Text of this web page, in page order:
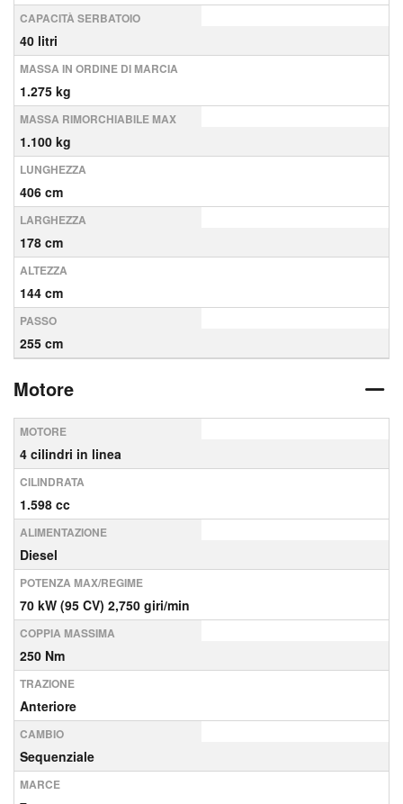
CAPACITÀ SERBATOIO
40 litri
MASSA IN ORDINE DI MARCIA
1.275 kg
MASSA RIMORCHIABILE MAX
1.100 kg
LUNGHEZZA
406 cm
LARGHEZZA
178 cm
ALTEZZA
144 cm
PASSO
255 cm
Motore
MOTORE
4 cilindri in linea
CILINDRATA
1.598 cc
ALIMENTAZIONE
Diesel
POTENZA MAX/REGIME
70 kW (95 CV) 2,750 giri/min
COPPIA MASSIMA
250 Nm
TRAZIONE
Anteriore
CAMBIO
Sequenziale
MARCE